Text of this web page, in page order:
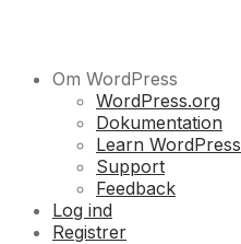
Om WordPress
WordPress.org
Dokumentation
Learn WordPress
Support
Feedback
Log ind
Registrer